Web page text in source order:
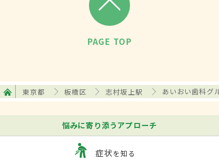
PAGE TOP
東京都 板橋区 志村坂上駅 あいおい歯科
悩みに寄り添うアプローチ
症状を知る